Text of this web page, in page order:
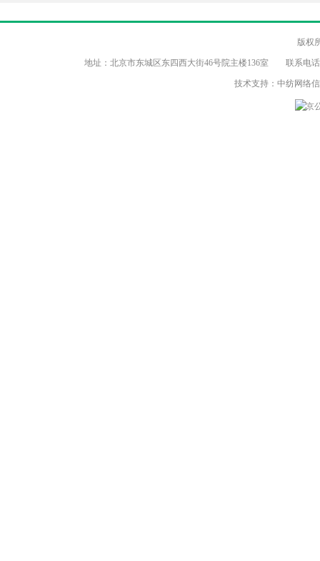
版权
地址：北京市东城区东四西大街46号院主楼136室 联系电
技术支持：中纺网络
京